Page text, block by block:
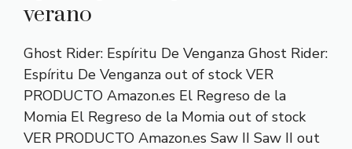
verano
Ghost Rider: Espíritu De Venganza Ghost Rider:
Espíritu De Venganza out of stock VER
PRODUCTO Amazon.es El Regreso de la
Momia El Regreso de la Momia out of stock
VER PRODUCTO Amazon.es Saw II Saw II out